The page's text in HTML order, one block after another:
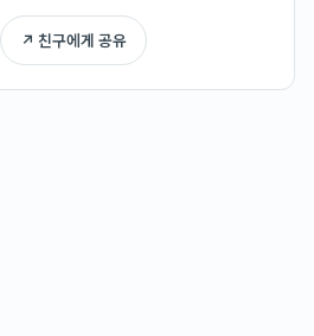
↗ 친구에게 공유